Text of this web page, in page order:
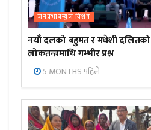
जनप्रभाबन्युज विशेष
नयाँ दलको बहुमत र मधेशी दलितको
लोकतन्त्रमाथि गम्भीर प्रश्न
5 MONTHS पहिले